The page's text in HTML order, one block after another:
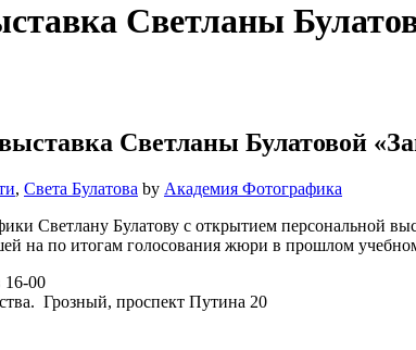
Светланы
Светланы Булатовой
, Света Булатова by Академия Фотографика
Светлану Булатову с открытием персональной
на по итогам голосования жюри в прошлом
16-00
Грозный, проспект Путина 20